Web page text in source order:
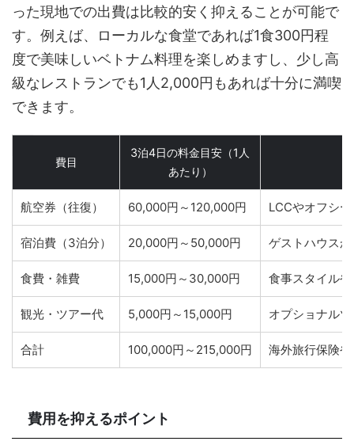
った現地での出費は比較的安く抑えることが可能で
す。例えば、ローカルな食堂であれば1食300円程
度で美味しいベトナム料理を楽しめますし、少し高
級なレストランでも1人2,000円もあれば十分に満喫
できます。
費目
3泊4日の料金目安（1人
あたり）
航空券（往復） 60,000円～120,000円 LCCやオフシ
宿泊費（3泊分） 20,000円～50,000円 ゲストハウス
食費・雑費 15,000円～30,000円 食事スタイル
観光・ツアー代 5,000円～15,000円 オプショナル
合計 100,000円～215,000円 海外旅行保険
費用を抑えるポイント